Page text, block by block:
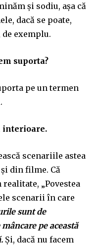
și sodiu, așa că
dacă se poate,
exemplu.
suporta?
pe un termen
interioare.
scenariile astea
din filme. Că
„Povestea
scenarii în care
sunt de
pe această
Și, dacă nu facem